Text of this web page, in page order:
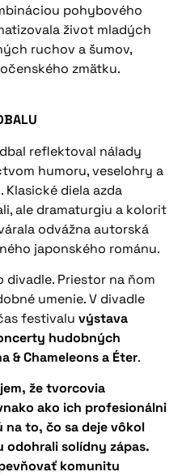
pohybového
život mladých
ruchov a šumov,
zmätku.
reflektoval nálady
humoru, veselohry a
diela azda
ale dramaturgiu a kolorit
odvážna autorská
japonského románu.
divadle. Priestor na ňom
umenie. V divadle
festivaluvýstava
hudobných
& Chameleons a Éter.
že tvorcovia
ako ich profesionálni
to, čo sa deje vôkol
odohrali solídny zápas.
komunitu